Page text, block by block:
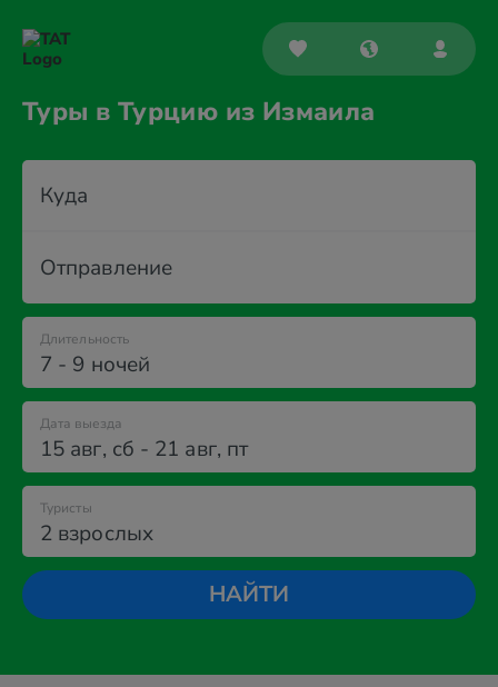
Туры в Турцию из Измаила
Куда
Отправление
7 - 9 ночей
Длительность
Дата выезда
15 авг, сб - 21 авг, пт
2 взрослых
Туристы
НАЙТИ